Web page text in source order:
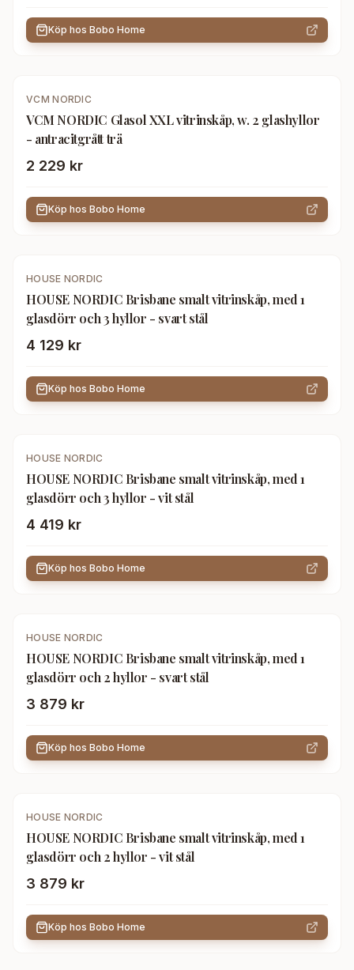
Köp hos Bobo Home
VCM NORDIC
VCM NORDIC Glasol XXL vitrinskåp, w. 2 glashyllor
- antracitgrått trä
2 229 kr
Köp hos Bobo Home
HOUSE NORDIC
HOUSE NORDIC Brisbane smalt vitrinskåp, med 1
glasdörr och 3 hyllor - svart stål
4 129 kr
Köp hos Bobo Home
HOUSE NORDIC
HOUSE NORDIC Brisbane smalt vitrinskåp, med 1
glasdörr och 3 hyllor - vit stål
4 419 kr
Köp hos Bobo Home
HOUSE NORDIC
HOUSE NORDIC Brisbane smalt vitrinskåp, med 1
glasdörr och 2 hyllor - svart stål
3 879 kr
Köp hos Bobo Home
HOUSE NORDIC
HOUSE NORDIC Brisbane smalt vitrinskåp, med 1
glasdörr och 2 hyllor - vit stål
3 879 kr
Köp hos Bobo Home